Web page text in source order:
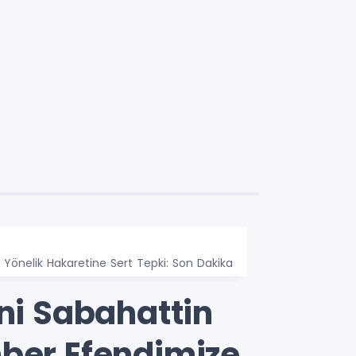
Hakaretine Sert Tepki: Son Dakika
Sabahattin